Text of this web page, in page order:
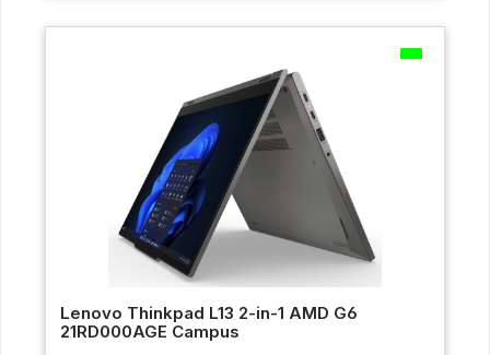
Lenovo Thinkpad L13 2-in-1 AMD G6
21RD000AGE Campus